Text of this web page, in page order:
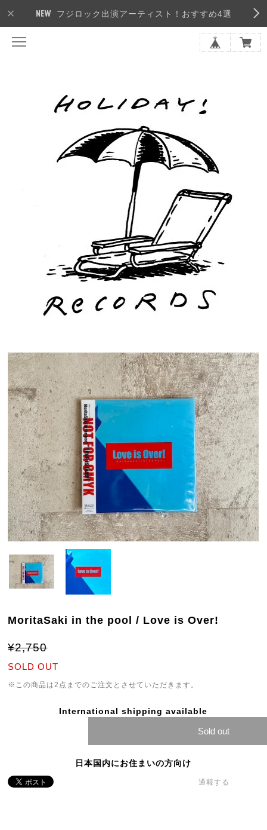
フジロック出演アーティスト！おすすめ4選
MoritaSaki in the pool / Love is Over!
¥2,750
SOLD OUT
※この商品は2点までのご注文とさせていただきます。
International shipping available
Sold out
日本国内にお住まいの方向け
通報する